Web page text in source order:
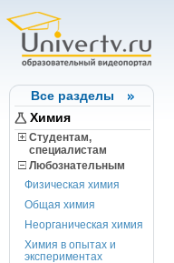
Все разделы
Химия
Студентам,
cпециалистам
Любознательным
Физическая химия
Общая химия
Неорганическая химия
Химия в опытах и
экспериментах